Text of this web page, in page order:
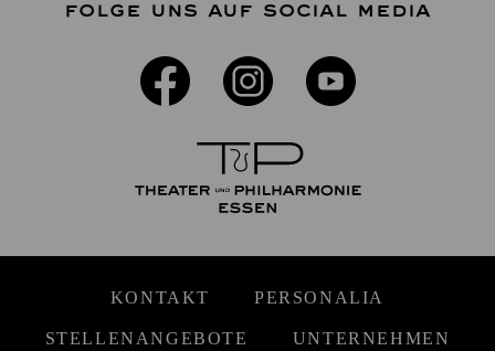
FOLGE UNS AUF SOCIAL MEDIA
KONTAKT PERSONALIA
STELLENANGEBOTE UNTERNEHMEN